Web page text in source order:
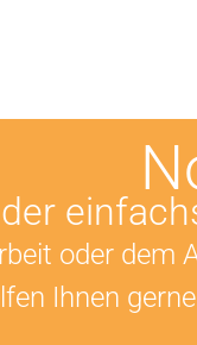
oder dem
Ihnen